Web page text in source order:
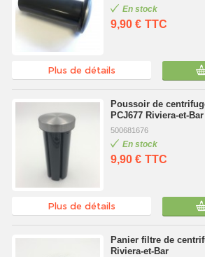
En stock
9,90 € TTC
Plus de détails
Poussoir de
PCJ677 Riviera-et-Bar
500681676
En stock
9,90 € TTC
Plus de détails
Panier filtre de
Riviera-et-Bar